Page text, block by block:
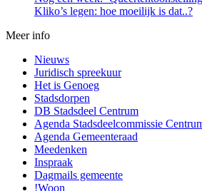
Kliko’s legen: hoe moeilijk is dat..?
Meer info
Nieuws
Juridisch spreekuur
Het is Genoeg
Stadsdorpen
DB Stadsdeel Centrum
Agenda Stadsdeelcommissie
Agenda Gemeenteraad
Meedenken
Inspraak
Dagmails gemeente
!Woon